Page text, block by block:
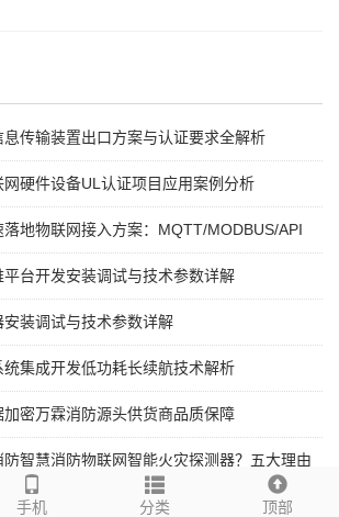
传输装置出口方案与认证要求全解析
硬件设备UL认证项目应用案例分析
地物联网接入方案：MQTT/MODBUS/API
台开发安装调试与技术参数详解
装调试与技术参数详解
集成开发低功耗长续航技术解析
密万霖消防源头供货商品质保障
智慧消防物联网智能火灾探测器？五大理由
手机 分类 顶部